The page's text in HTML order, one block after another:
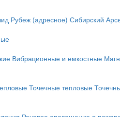
Рубеж (адресное) Сибирский
Вибрационные и емкостные
Точечные тепловые